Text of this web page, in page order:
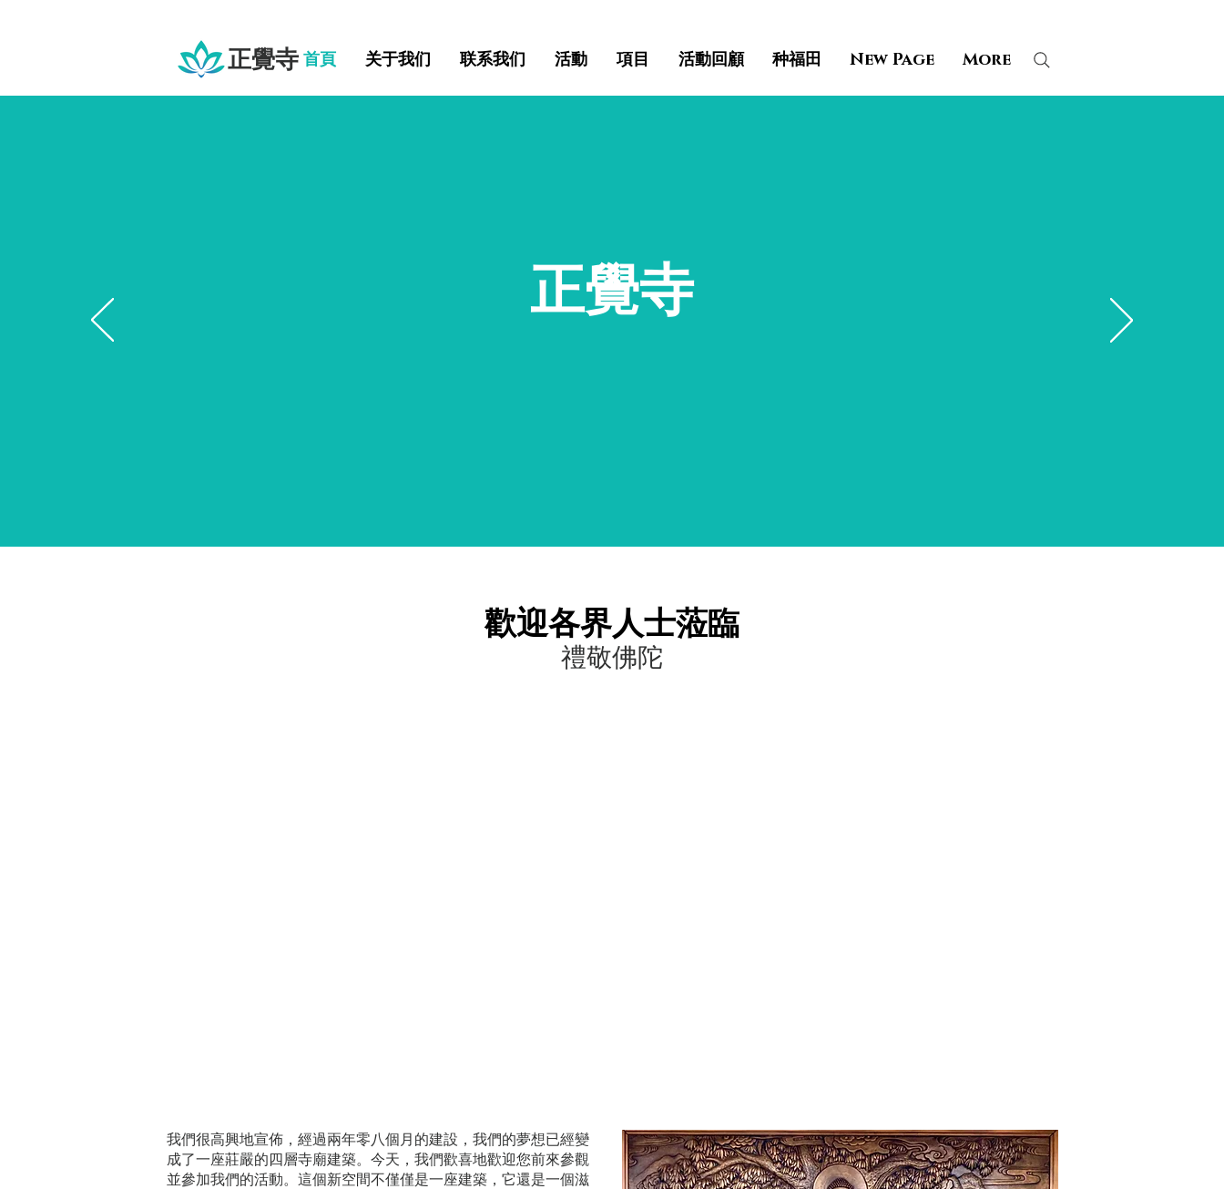
正覺寺 首頁 关于我们 联系我们 活動 項目 活動回顧 种福田 New Page More
正覺寺
歡迎各界人士蒞臨
禮敬佛陀
我們很高興地宣佈，經過兩年零八個月的建設，我們的夢想已經變
成了一座莊嚴的四層寺廟建築。今天，我們歡喜地歡迎您前來參觀
並參加我們的活動。這個新空間不僅僅是一座建築，它還是一個滋